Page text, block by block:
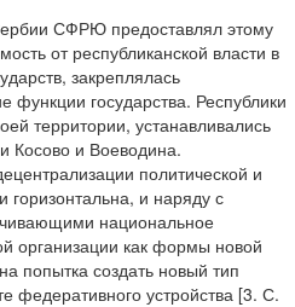
СФРЮ предоставлял этому
от республиканской власти в
закреплялась
функции государства. Республики
территории, устанавливались
Косово и Воеводина.
политической и
горизонтальна, и наряду с
национальное
организации как формы новой
попытка создать новый тип
федеративного устройства [3. С.